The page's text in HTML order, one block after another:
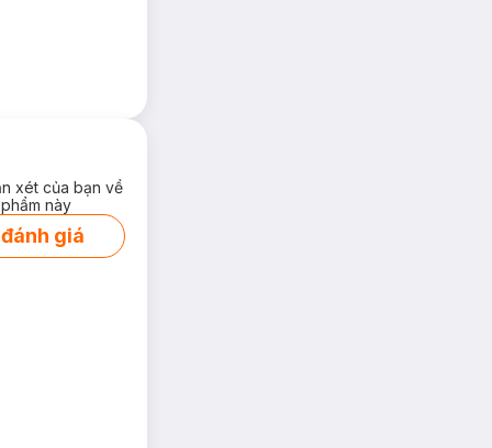
xét của bạn về
này
giá